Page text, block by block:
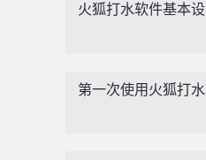
火狐打水软件基本
第一次使用火狐打水